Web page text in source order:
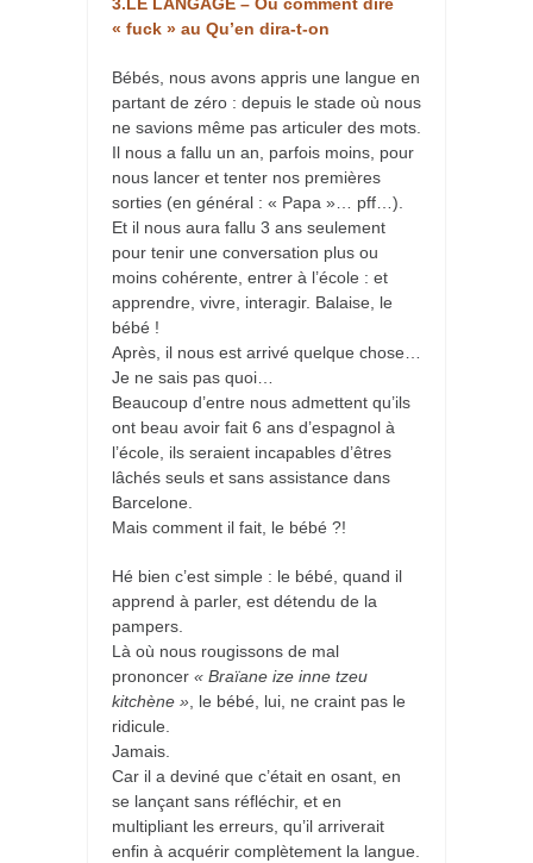
3.LE LANGAGE – Ou comment dire
« fuck » au Qu’en dira-t-on
Bébés, nous avons appris une langue en
partant de zéro : depuis le stade où nous
ne savions même pas articuler des mots.
Il nous a fallu un an, parfois moins, pour
nous lancer et tenter nos premières
sorties (en général : « Papa »… pff…).
Et il nous aura fallu 3 ans seulement
pour tenir une conversation plus ou
moins cohérente, entrer à l’école : et
apprendre, vivre, interagir. Balaise, le
bébé !
Après, il nous est arrivé quelque chose…
Je ne sais pas quoi…
Beaucoup d’entre nous admettent qu’ils
ont beau avoir fait 6 ans d’espagnol à
l’école, ils seraient incapables d’êtres
lâchés seuls et sans assistance dans
Barcelone.
Mais comment il fait, le bébé ?!
Hé bien c’est simple : le bébé, quand il
apprend à parler, est détendu de la
pampers.
Là où nous rougissons de mal
prononcer « Braïane ize inne tzeu
kitchène », le bébé, lui, ne craint pas le
ridicule.
Jamais.
Car il a deviné que c’était en osant, en
se lançant sans réfléchir, et en
multipliant les erreurs, qu’il arriverait
enfin à acquérir complètement la langue.